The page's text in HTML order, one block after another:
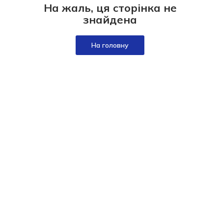
На жаль, ця сторінка не
знайдена
На головну